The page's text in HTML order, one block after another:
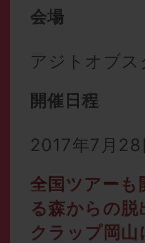
会場
アジトオブ
開催日程
2017年7月
全国ツアーも
る森からの
クラップ岡